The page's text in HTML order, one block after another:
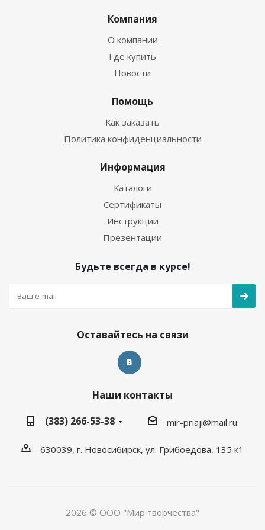
Компания
О компании
Где купить
Новости
Помощь
Как заказать
Политика конфиденциальности
Информация
Каталоги
Сертификаты
Инструкции
Презентации
Будьте всегда в курсе!
Оставайтесь на связи
Наши контакты
(383) 266-53-38
mir-priaji@mail.ru
630039, г. Новосибирск, ул. Грибоедова, 135 к1
2026 © ООО "Мир творчества"